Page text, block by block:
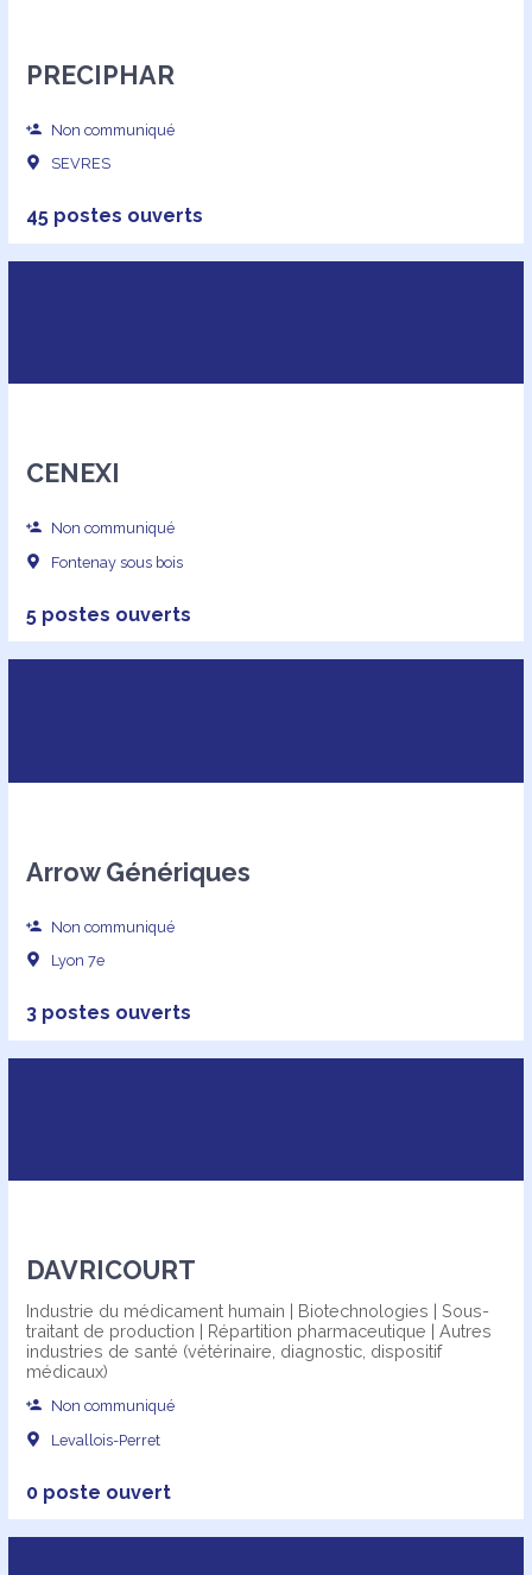
PRECIPHAR
Non communiqué
SEVRES
45 postes ouverts
CENEXI
Non communiqué
Fontenay sous bois
5 postes ouverts
Arrow Génériques
Non communiqué
Lyon 7e
3 postes ouverts
DAVRICOURT
Industrie du médicament humain | Biotechnologies | Sous-
traitant de production | Répartition pharmaceutique | Autres
industries de santé (vétérinaire, diagnostic, dispositif
médicaux)
Non communiqué
Levallois-Perret
0 poste ouvert